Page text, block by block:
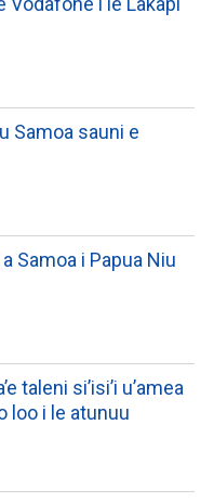
Samoa sauni e
Samoa i Papua Niu
taleni si’isi’i u’amea
loo i le atunuu